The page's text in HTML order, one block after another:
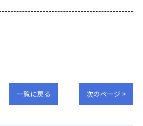
一覧に戻る 次のページ >